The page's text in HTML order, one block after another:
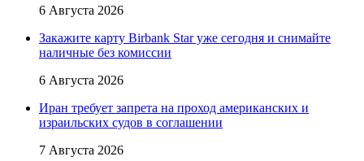
6 Августа 2026
Закажите карту Birbank Star уже сегодня и снимайте
наличные без комиссии
6 Августа 2026
Иран требует запрета на проход американских и
израильских судов в соглашении
7 Августа 2026